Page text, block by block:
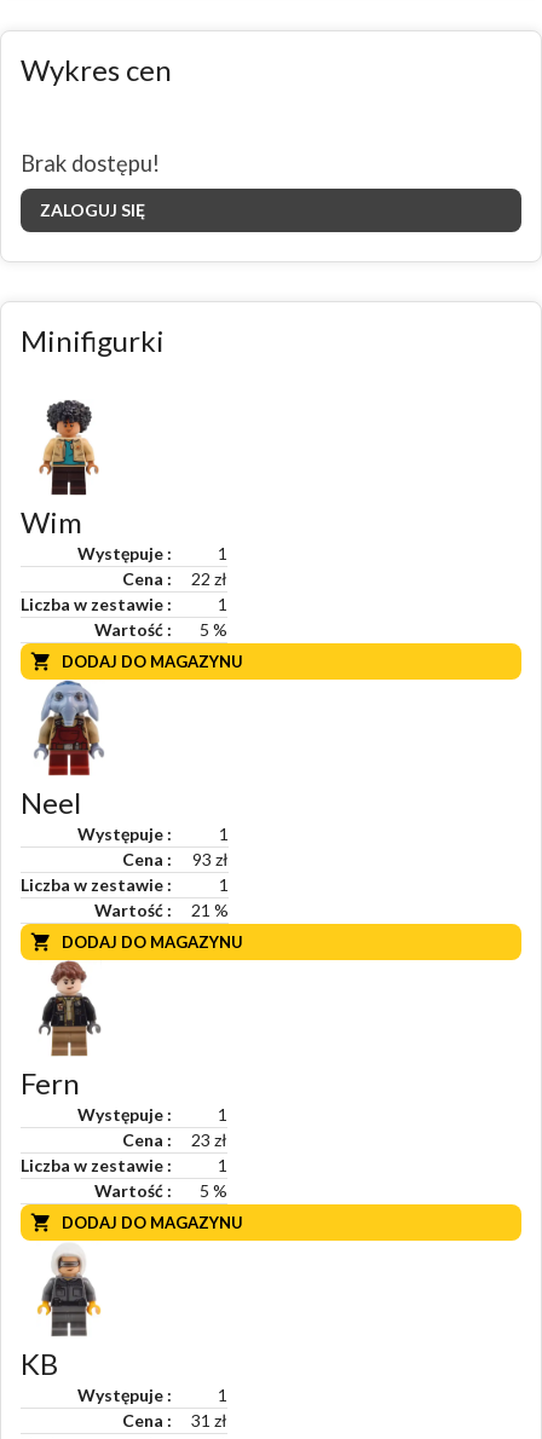
Wykres cen
Brak dostępu!
ZALOGUJ SIĘ
Minifigurki
Wim
Występuje
1
Cena
22 zł
Liczba w zestawie
1
Wartość
5 %
DODAJ DO MAGAZYNU
Neel
Występuje
1
Cena
93 zł
Liczba w zestawie
1
Wartość
21 %
DODAJ DO MAGAZYNU
Fern
Występuje
1
Cena
23 zł
Liczba w zestawie
1
Wartość
5 %
DODAJ DO MAGAZYNU
KB
Występuje
1
Cena
31 zł